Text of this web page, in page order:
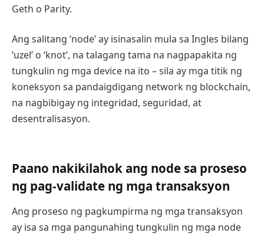
Geth o Parity.
Ang salitang ‘node’ ay isinasalin mula sa Ingles bilang
‘uzel’ o ‘knot’, na talagang tama na nagpapakita ng
tungkulin ng mga device na ito – sila ay mga titik ng
koneksyon sa pandaigdigang network ng blockchain,
na nagbibigay ng integridad, seguridad, at
desentralisasyon.
Paano nakikilahok ang node sa proseso
ng pag-validate ng mga transaksyon
Ang proseso ng pagkumpirma ng mga transaksyon
ay isa sa mga pangunahing tungkulin ng mga node